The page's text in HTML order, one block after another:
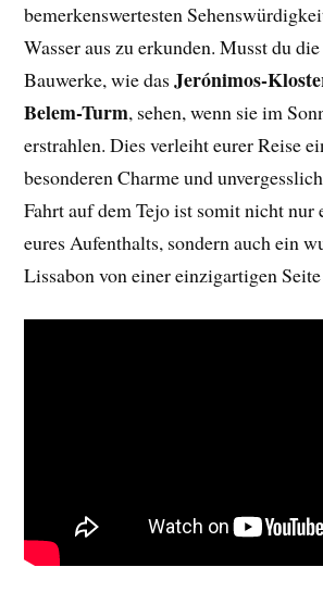
bemerkenswertesten
Wasser aus zu erkunden. Musst du
Bauwerke, wie dasJerónimos-
Belem-Turm, sehen, wenn sie im
erstrahlen. Dies verleiht eurer Reise
besonderen Charme und
Fahrt auf dem Tejo ist somit nicht
eures Aufenthalts, sondern auch ein
Lissabon von einer einzigartigen